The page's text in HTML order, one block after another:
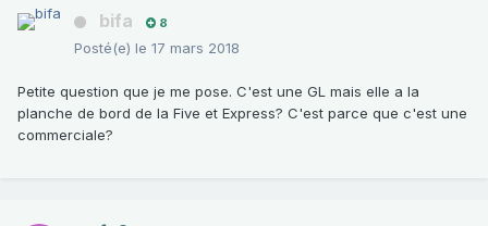
bifa 8
Posté(e) le 17 mars 2018
Petite question que je me pose. C'est une GL mais elle a la
planche de bord de la Five et Express? C'est parce que c'est une
commerciale?